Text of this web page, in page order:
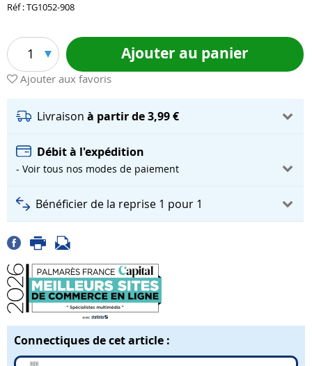
Réf : TG1052-908
1 Ajouter au panier
Ajouter aux favoris
Livraison à partir de 3,99 €
Débit à l'expédition
- Voir tous nos modes de paiement
Bénéficier de la reprise 1 pour 1
Connectiques de cet article :